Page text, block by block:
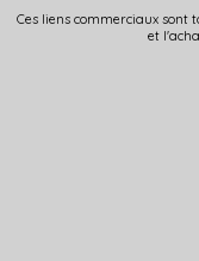
Ces liens commerciaux sont
et